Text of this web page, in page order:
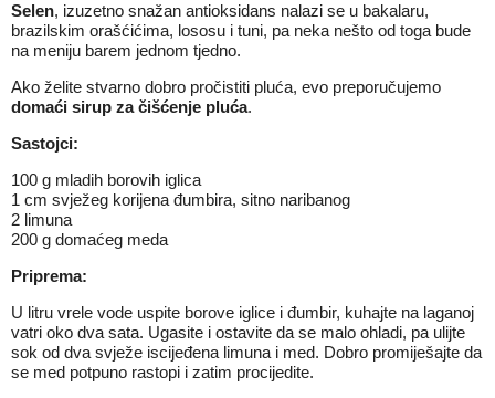
Selen, izuzetno snažan antioksidans nalazi se u bakalaru,
brazilskim orašćićima, lososu i tuni, pa neka nešto od toga bude
na meniju barem jednom tjedno.
Ako želite stvarno dobro pročistiti pluća, evo preporučujemo
domaći sirup za čišćenje pluća.
Sastojci:
100 g mladih borovih iglica
1 cm svježeg korijena đumbira, sitno naribanog
2 limuna
200 g domaćeg meda
Priprema:
U litru vrele vode uspite borove iglice i đumbir, kuhajte na laganoj
vatri oko dva sata. Ugasite i ostavite da se malo ohladi, pa ulijte
sok od dva svježe iscijeđena limuna i med. Dobro promiješajte da
se med potpuno rastopi i zatim procijedite.